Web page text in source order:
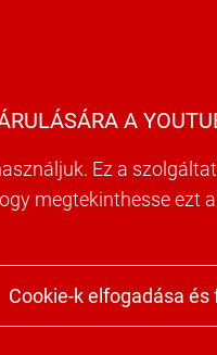
A
Ez a
megtekinthesse
Cookie-k elfogadása